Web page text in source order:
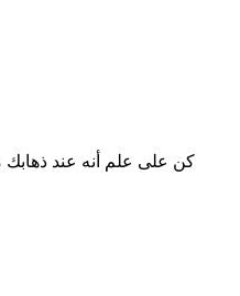
كن على علم أنه عند ذهابك